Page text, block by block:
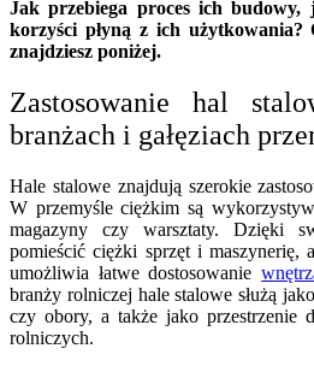
Jak przebiega proces ich
korzyści płyną z ich użytkowania?
znajdziesz poniżej.
Zastosowanie hal
branżach i gałęziach
Hale stalowe znajdują szerokie
W przemyśle ciężkim są
magazyny czy warsztaty. Dzięki
pomieścić ciężki sprzęt i maszynerię,
umożliwia łatwe dostosowanie
branży rolniczej hale stalowe służą
czy obory, a także jako przestrzenie
rolniczych.